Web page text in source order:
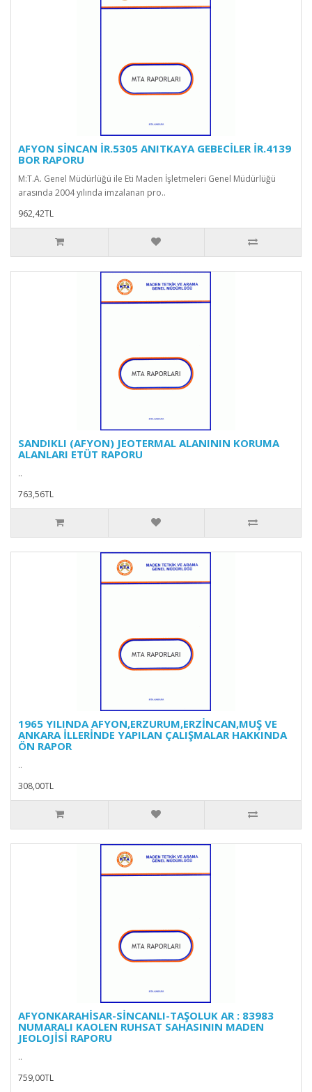
AFYON SİNCAN İR.5305 ANITKAYA GEBECİLER İR.4139
BOR RAPORU
M:T.A. Genel Müdürlüğü ile Eti Maden İşletmeleri Genel Müdürlüğü
arasında 2004 yılında imzalanan pro..
962,42TL
SANDIKLI (AFYON) JEOTERMAL ALANININ KORUMA
ALANLARI ETÜT RAPORU
..
763,56TL
1965 YILINDA AFYON,ERZURUM,ERZİNCAN,MUŞ VE
ANKARA İLLERİNDE YAPILAN ÇALIŞMALAR HAKKINDA
ÖN RAPOR
..
308,00TL
AFYONKARAHİSAR-SİNCANLI-TAŞOLUK AR : 83983
NUMARALI KAOLEN RUHSAT SAHASININ MADEN
JEOLOJİSİ RAPORU
..
759,00TL